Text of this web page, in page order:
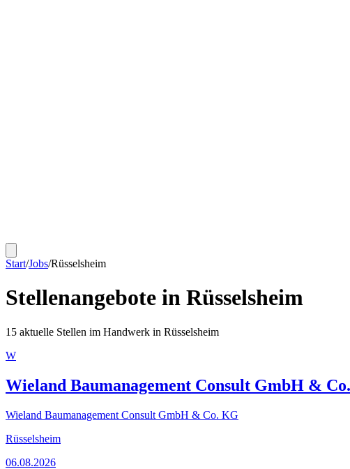
Start/Jobs/Rüsselsheim
Stellenangebote in Rüsselsheim
15 aktuelle Stellen im Handwerk in Rüsselsheim
W
Wieland Baumanagement Consult GmbH &
Wieland Baumanagement Consult GmbH & Co. KG
Rüsselsheim
06.08.2026